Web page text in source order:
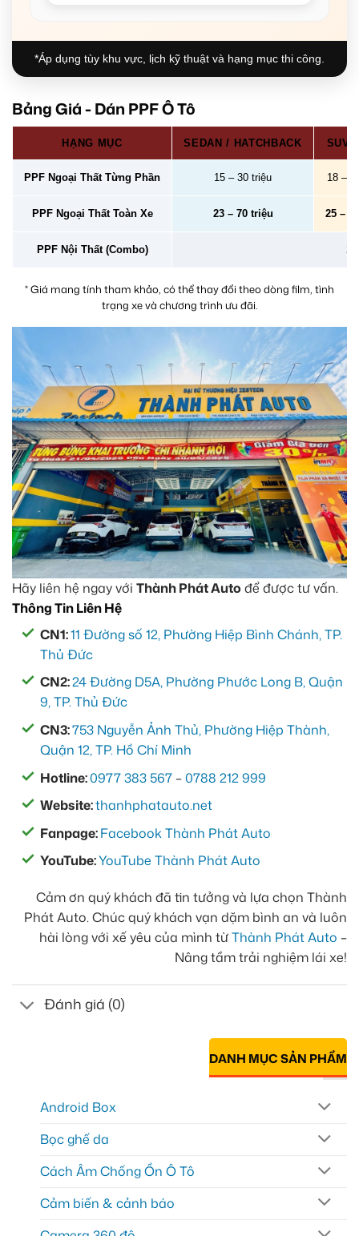
*Áp dụng tùy khu vực, lịch kỹ thuật và hạng mục thi công.
Bảng Giá - Dán PPF Ô Tô
HẠNG MỤC SEDAN / HATCHBACK SUV
PPF Ngoại Thất Từng Phần 15 – 30 triệu 18 –
PPF Ngoại Thất Toàn Xe 23 – 70 triệu 25 –
PPF Nội Thất (Combo) 2
* Giá mang tính tham khảo, có thể thay đổi theo dòng film, tình
trạng xe và chương trình ưu đãi.
Hãy liên hệ ngay với Thành Phát Auto để được tư vấn.
Thông Tin Liên Hệ
CN1:11 Đường số 12, Phường Hiệp Bình Chánh, TP.
Thủ Đức
CN2:24 Đường D5A, Phường Phước Long B, Quận
9, TP. Thủ Đức
CN3:753 Nguyễn Ảnh Thủ, Phường Hiệp Thành,
Quận 12, TP. Hồ Chí Minh
Hotline:0977 383 567 –0788 212 999
Website:thanhphatauto.net
Fanpage:Facebook Thành Phát Auto
YouTube:YouTube Thành Phát Auto
Cảm ơn quý khách đã tin tưởng và lựa chọn Thành
Phát Auto. Chúc quý khách vạn dặm bình an và luôn
hài lòng với xế yêu của mình từThành Phát Auto –
Nâng tầm trải nghiệm lái xe!
Đánh giá (0)
DANH MỤC SẢN PHẨM
Android Box
Bọc ghế da
Cách Âm Chống Ồn Ô Tô
Cảm biến & cảnh báo